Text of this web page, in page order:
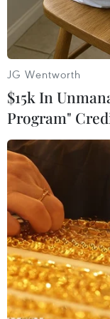
Cảnh sát
Trong chiến
tư pháp Pháp
đường dây vận
vàng, kim
JG Wentworth
$15k In
Program"